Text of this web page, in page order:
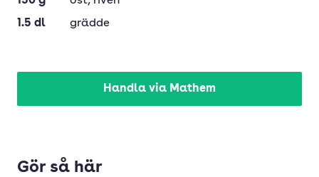
1.5 dl grädde
Handla via Mathem
Gör så här